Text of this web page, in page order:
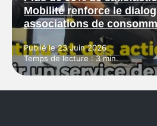
Mobilité renforce le
associations de
Publié le 23 Juin 2026
Temps de lecture : 3 min.